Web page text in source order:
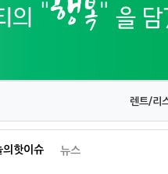
렌트/리
의핫이슈 뉴스